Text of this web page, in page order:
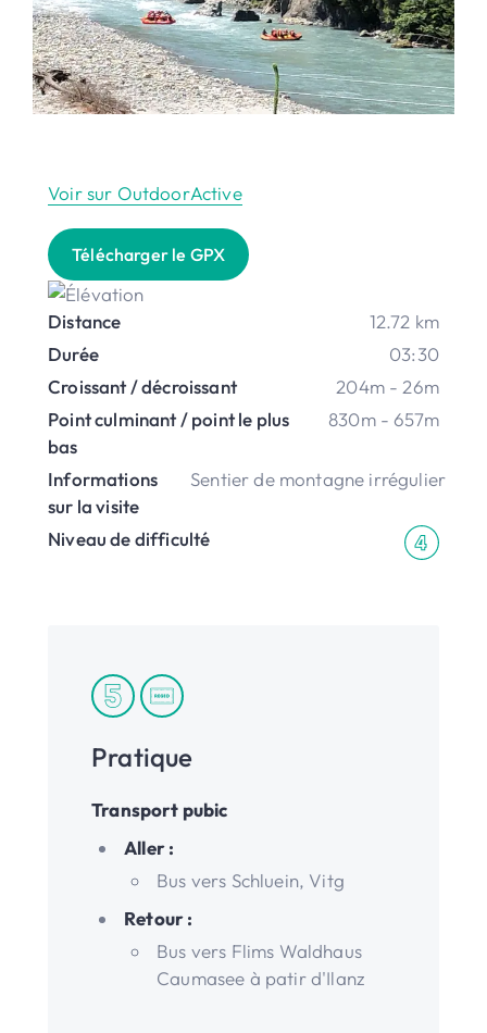
Voir sur OutdoorActive
Télécharger le GPX
Distance
12.72 km
Durée
03:30
Croissant / décroissant
204m - 26m
Point culminant / point le plus
bas
830m - 657m
Informations
sur la visite
Sentier de montagne irrégulier
Niveau de difficulté
Pratique
Transport pubic
Aller :
Bus vers Schluein, Vitg
Retour :
Bus vers Flims Waldhaus
Caumasee à patir d'Ilanz